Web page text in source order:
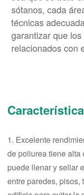
sótanos, cada
técnicas
garantizar que
relacionados con
1. Excelente
de poliurea tiene
puede llenar y sellar
entre paredes, pisos,